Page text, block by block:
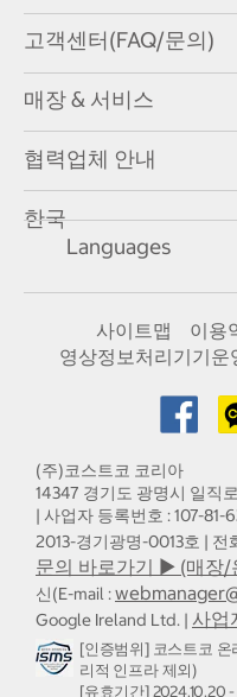
고객센터(FAQ/문의)
매장 & 서비스
협력업체 안내
한국
Languages
사이트맵 이용
영상정보처리기기운
(주)코스트코 코리아
14347 경기도 광명시 일직
| 사업자 등록번호 : 107-
2013-경기광명-0013호 |
문의 바로가기 ▶ (매장/
신(E-mail :
Google Ireland Ltd. | 사업
[인증범위] 코스트코
리적 인프라 제외)
[유효기간] 2024.10.20 -